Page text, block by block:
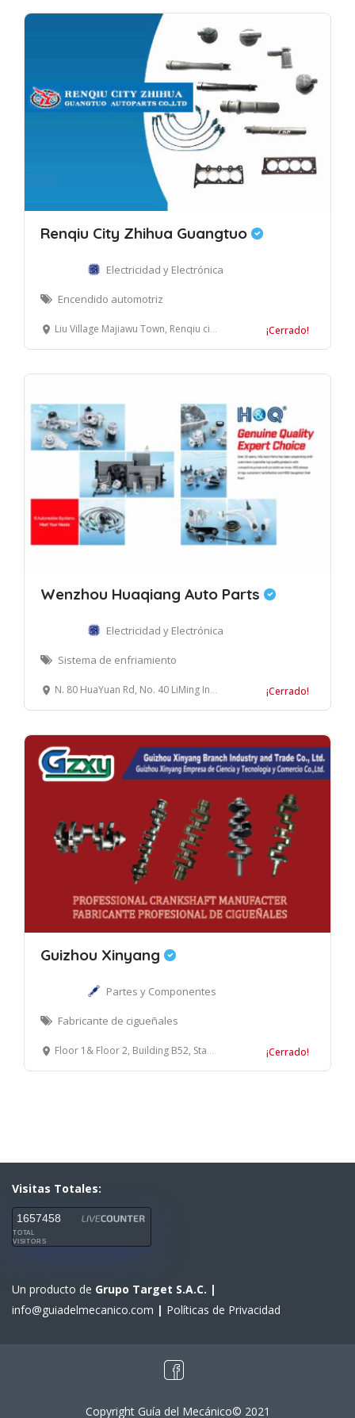
Renqiu City Zhihua Guangtuo
Electricidad y Electrónica
Encendido automotriz
Liu Village Majiawu Town, Renqiu city, Hebei Province, China ¡Cerrado!
Wenzhou Huaqiang Auto Parts
Electricidad y Electrónica
Sistema de enfriamiento
N. 80 HuaYuan Rd, No. 40 LiMing Industrial Zone, Lucheng District, Wenzhou, China ¡Cerrado!
Guizhou Xinyang
Partes y Componentes
Fabricante de cigueñales
Floor 1& Floor 2, Building B52, Standard Building, NO.299, Zongbao Road, Guiyang Free Trade Zone, Guiyang, China 550017 ¡Cerrado!
Visitas Totales:
1657458
TOTAL
VISITORS
Un producto de Grupo Target S.A.C. |
info@guiadelmecanico.com | Políticas de Privacidad
Copyright Guía del Mecánico© 2021